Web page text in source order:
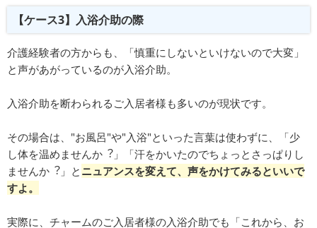
【ケース3】入浴介助の際
介護経験者の⽅からも、「慎重にしないといけないので⼤変」
と声があがっているのが⼊浴介助。
⼊浴介助を断わられるご⼊居者様も多いのが現状です。
その場合は、"お⾵呂"や"⼊浴"といった⾔葉は使わずに、「少
し体を温めませんか︖」「汗をかいたのでちょっとさっぱりし
ませんか︖」と ニュアンスを変えて、声をかけてみるといいで
すよ。
実際に、チャームのご入居者様の入浴介助でも「これから、お